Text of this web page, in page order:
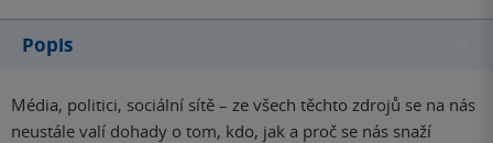
Popis
Média, politici, sociální sítě – ze všech těchto zdrojů se na nás
neustále valí dohady o tom, kdo, jak a proč se nás snaží